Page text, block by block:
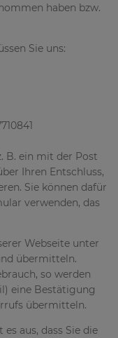
haben bzw.
Sie uns:
B. ein mit der Post
Ihren Entschluss,
Sie können dafür
verwenden, das
Webseite unter
übermitteln.
so werden
eine Bestätigung
übermitteln.
aus, dass Sie die